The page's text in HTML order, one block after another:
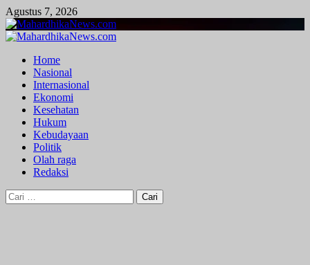
Skip
to
content
Agustus 7, 2026
Primary
Home
Nasional
Internasional
Ekonomi
Kesehatan
Hukum
Kebudayaan
Politik
Olah raga
Redaksi
Cari
untuk: